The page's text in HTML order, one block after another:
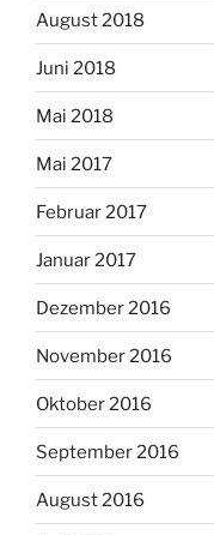
August 2018
Juni 2018
Mai 2018
Mai 2017
Februar 2017
Januar 2017
Dezember 2016
November 2016
Oktober 2016
September 2016
August 2016